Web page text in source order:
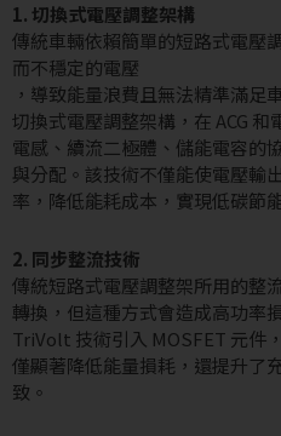
1. 切換式電壓調整架構
傳統車輛依賴簡單的短路式電壓
而不穩定的電壓
，導致能量浪費且無法精準滿足
切換式電壓調整架構，在 ACG
電感、續流二極體、儲能電容的
與分配。該技術不僅能使電壓輸
率，降低能耗成本，實現低碳節
2. 同步整流技術
傳統短路式電壓調整架所用的整
轉換，但這種方式會造成高功率
TriVolt 技術引入 MOSFET 元件
僅顯著降低能量損耗，還提升了
致。